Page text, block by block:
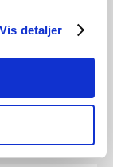
Vis detaljer
Lumen |
2070031000